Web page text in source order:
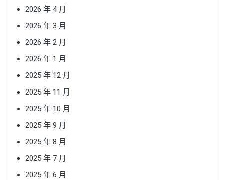
2026 年 4 月
2026 年 3 月
2026 年 2 月
2026 年 1 月
2025 年 12 月
2025 年 11 月
2025 年 10 月
2025 年 9 月
2025 年 8 月
2025 年 7 月
2025 年 6 月